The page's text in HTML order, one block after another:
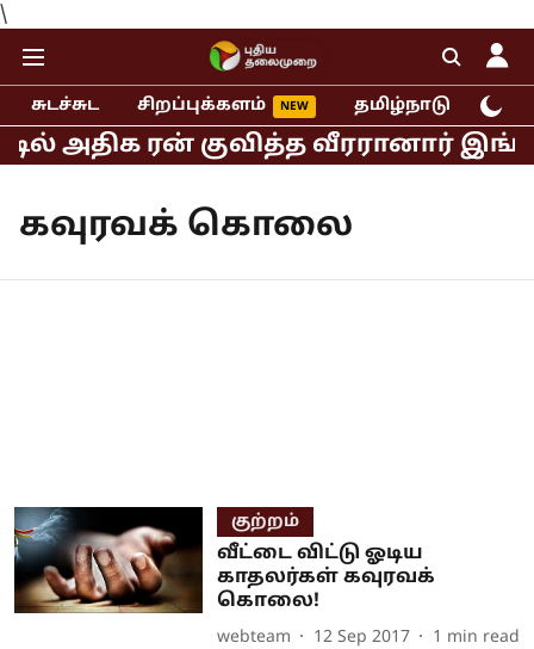
\
சுடச்சுட சிறப்புக்களம் தமிழ்நாடு
அதிக ரன் குவித்த வீரரானார்
கவுரவக் கொலை
குற்றம்
வீட்டை விட்டு ஓடிய
காதலர்கள் கவுரவக்
கொலை!
webteam 12 Sep 2017 1 min read